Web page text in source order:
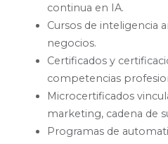
continua en IA.
Cursos de inteligencia
negocios.
Certificados y
competencias
Microcertificados
marketing, cadena de
Programas de